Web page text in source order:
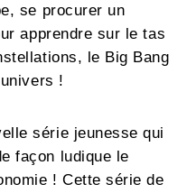
se procurer un
apprendre sur le tas
le Big Bang
!
série jeunesse qui
façon ludique le
! Cette série de